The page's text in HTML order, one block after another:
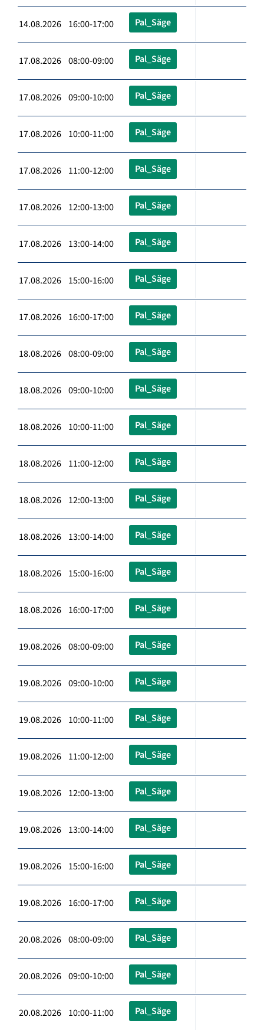
14.08.2026 16:00-17:00 Pal_Säge
17.08.2026 08:00-09:00 Pal_Säge
17.08.2026 09:00-10:00 Pal_Säge
17.08.2026 10:00-11:00 Pal_Säge
17.08.2026 11:00-12:00 Pal_Säge
17.08.2026 12:00-13:00 Pal_Säge
17.08.2026 13:00-14:00 Pal_Säge
17.08.2026 15:00-16:00 Pal_Säge
17.08.2026 16:00-17:00 Pal_Säge
18.08.2026 08:00-09:00 Pal_Säge
18.08.2026 09:00-10:00 Pal_Säge
18.08.2026 10:00-11:00 Pal_Säge
18.08.2026 11:00-12:00 Pal_Säge
18.08.2026 12:00-13:00 Pal_Säge
18.08.2026 13:00-14:00 Pal_Säge
18.08.2026 15:00-16:00 Pal_Säge
18.08.2026 16:00-17:00 Pal_Säge
19.08.2026 08:00-09:00 Pal_Säge
19.08.2026 09:00-10:00 Pal_Säge
19.08.2026 10:00-11:00 Pal_Säge
19.08.2026 11:00-12:00 Pal_Säge
19.08.2026 12:00-13:00 Pal_Säge
19.08.2026 13:00-14:00 Pal_Säge
19.08.2026 15:00-16:00 Pal_Säge
19.08.2026 16:00-17:00 Pal_Säge
20.08.2026 08:00-09:00 Pal_Säge
20.08.2026 09:00-10:00 Pal_Säge
20.08.2026 10:00-11:00 Pal_Säge